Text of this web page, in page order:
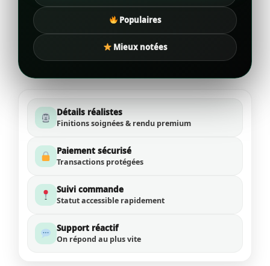
Populaires
Mieux notées
Détails réalistes
Finitions soignées & rendu premium
Paiement sécurisé
Transactions protégées
Suivi commande
Statut accessible rapidement
Support réactif
On répond au plus vite